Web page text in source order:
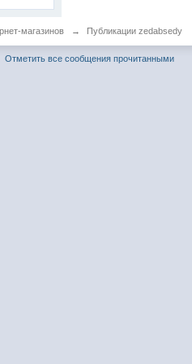
магазинов → Публикации zedabsedy
Отметить все сообщения прочитанными